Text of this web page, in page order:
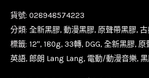
貨號: 028948574223
分類: 全新黑膠, 動漫黑膠, 原聲帶黑膠, 古
標籤: 12'', 180g, 33轉, DGG, 全新黑膠, 原
英語, 郎朗 Lang Lang, 電動/動漫音樂,